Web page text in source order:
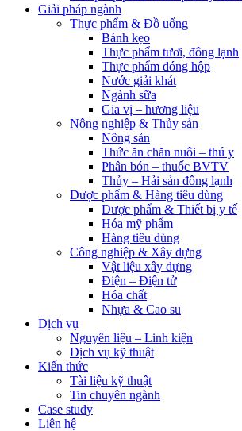
Giải pháp ngành
Thực phẩm & Đồ uống
Bánh kẹo
Thực phẩm tươi, đông lạnh
Thực phẩm đóng hộp
Nước giải khát
Ngành sữa
Gia vị – hương liệu
Nông nghiệp & Thủy sản
Nông sản
Thức ăn chăn nuôi – thú y
Phân bón – thuốc BVTV
Thủy – Hải sản đông lạnh
Dược phẩm & Hàng tiêu dùng
Dược phẩm & Thiết bị y tế
Hóa mỹ phẩm
Hàng tiêu dùng
Công nghiệp & Xây dựng
Vật liệu xây dựng
Điện – Điện tử
Hóa chất
Nhựa & Cao su
Dịch vụ
Nguyên liệu – Linh kiện
Dịch vụ kỹ thuật
Kiến thức
Tài liệu kỹ thuật
Tin chuyên ngành
Case study
Liên hệ